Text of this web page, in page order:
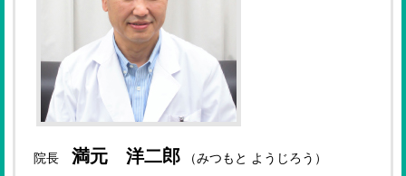
院長 満元 洋二郎（みつもと ようじろう）